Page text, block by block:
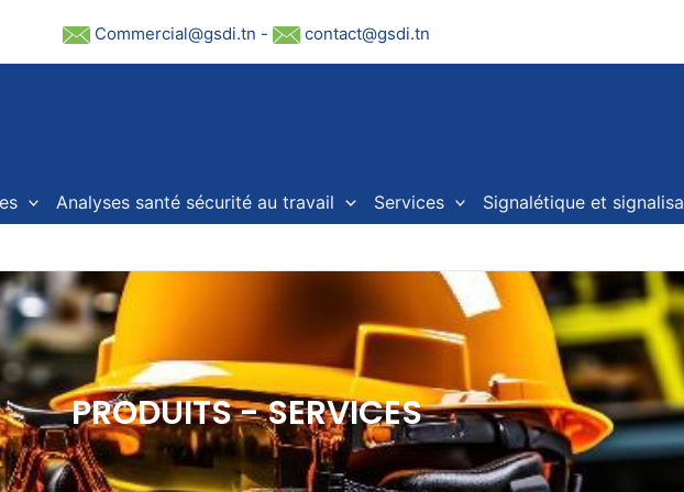
Commercial@gsdi.tn - contact@gsdi.tn
Analyses santé sécurité au travail Services Signalétique et
PRODUITS - SERVICES